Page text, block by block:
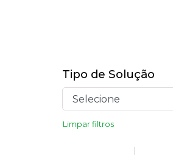
Tipo de Solução
Limpar filtros